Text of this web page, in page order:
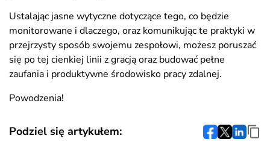
Ustalając jasne wytyczne dotyczące tego, co będzie
monitorowane i dlaczego, oraz komunikując te praktyki w
przejrzysty sposób swojemu zespołowi, możesz poruszać
się po tej cienkiej linii z gracją oraz budować pełne
zaufania i produktywne środowisko pracy zdalnej.
Powodzenia!
Podziel się artykułem: